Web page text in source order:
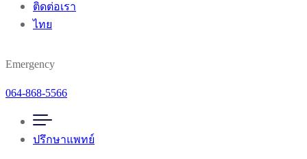
ติดต่อเรา
ไทย
Emergency
064-868-5566
ปรึกษาแพทย์